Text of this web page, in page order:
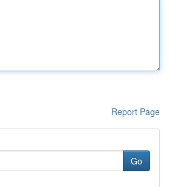
Report Page
Go